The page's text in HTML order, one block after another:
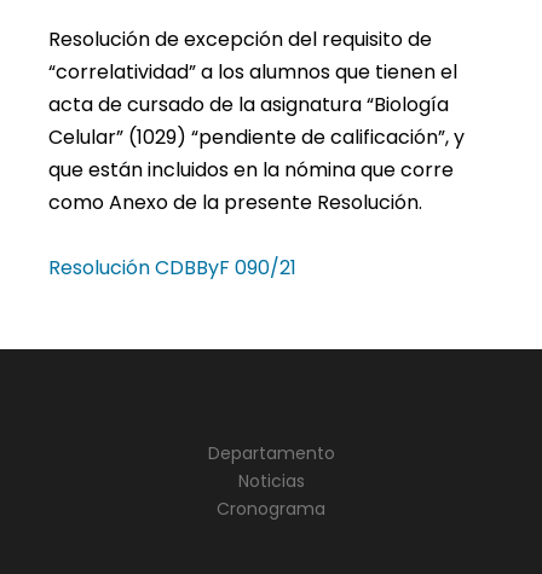
Resolución de excepción del requisito de
“correlatividad” a los alumnos que tienen el
acta de cursado de la asignatura “Biología
Celular” (1029) “pendiente de calificación”, y
que están incluidos en la nómina que corre
como Anexo de la presente Resolución.
Resolución CDBByF 090/21
Departamento
Noticias
Cronograma